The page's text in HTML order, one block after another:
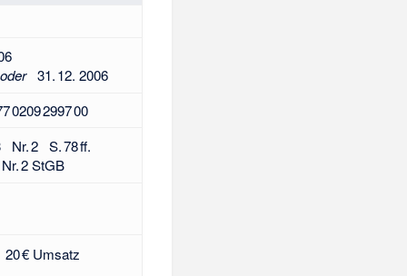
oder31. 12. 2006
0209 2997 00
Nr. 2 S. 78 ff.
2 StGB
€ Umsatz